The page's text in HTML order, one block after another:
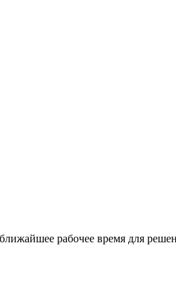
рабочее время для